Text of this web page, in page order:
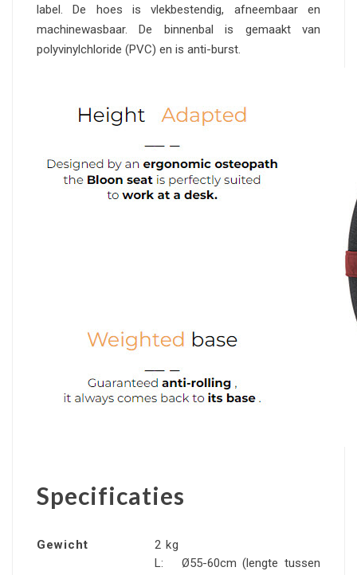
label. De hoes is vlekbestendig, afneembaar en
machinewasbaar. De binnenbal is gemaakt van
polyvinylchloride (PVC) en is anti-burst.
Specificaties
Gewicht 2 kg
L: Ø55-60cm (lengte tussen